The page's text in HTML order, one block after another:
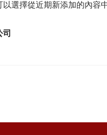
選擇從近期新添加的內容中